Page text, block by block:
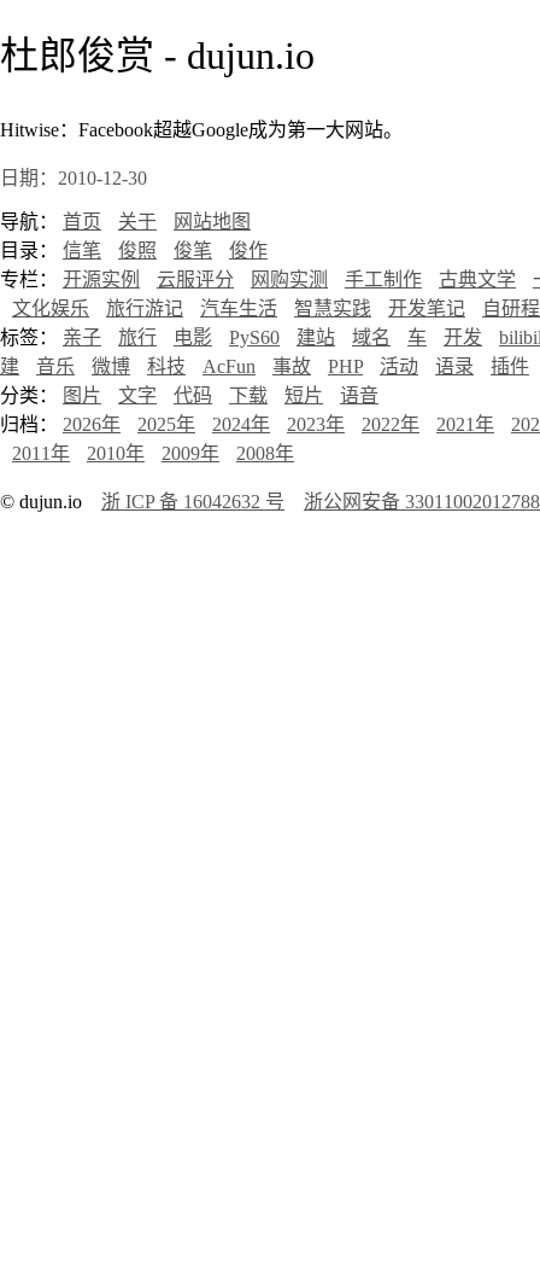
杜郎俊赏 - dujun.io
Hitwise：Facebook超越Google成为第一大网站。
日期：2010-12-30
导航： 首页 关于
网站地图
目录： 信笔 俊照 俊笔
俊作
专栏： 开源实例 云服评分 网购实测 手工制作 古典文学
文化娱乐
旅行游记 汽车生活 智慧实践 开发笔记
自研
标签： 亲子 旅行 电影 PyS60 建站 域名 车 开发
建
音乐 微博 科技 AcFun 事故 PHP 活动 语录
插件
分类：
图片 文字 代码 下载 短片
语音
归档： 2026年 2025年 2024年 2023年 2022年 2021年
2011年
2010年 2009年 2008年
© dujun.io 浙 ICP 备 16042632 号 浙公网安备